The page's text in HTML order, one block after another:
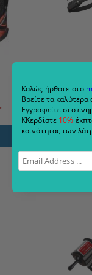
Καλώς ήρθατε στο
Βρείτε τα καλύτερα
Εγγραφείτε στο
ΚΚερδίστε 10%
κοινότητας των